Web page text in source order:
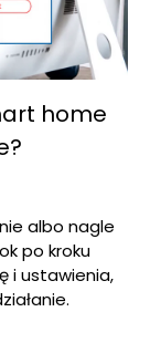
home
albo nagle
po kroku
i ustawienia,